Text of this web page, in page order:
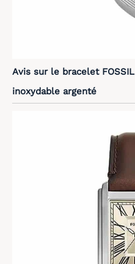
Avis sur le bracelet
inoxydable argenté